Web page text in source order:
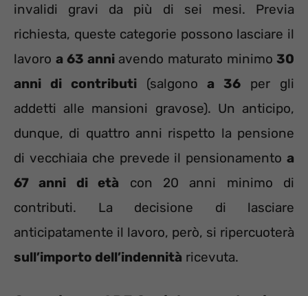
invalidi gravi da più di sei mesi. Previa
richiesta, queste categorie possono lasciare il
lavoro a 63 anniavendo maturato minimo 30
anni di contributi(salgonoa 36 per gli
addetti alle mansioni gravose). Un anticipo,
dunque, di quattro anni rispetto la pensione
di vecchiaia che prevede il pensionamento a
67 anni di età con 20 anni minimo di
contributi. La decisione di lasciare
anticipatamente il lavoro, però, si ripercuoterà
sull’importo dell’indennità ricevuta.